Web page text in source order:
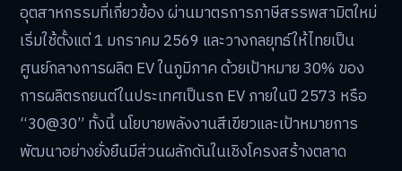
อุตสาหกรรมที่เกี่ยวข้อง ผ่านมาตรการภาษีสรรพสามิตใหม่
เริ่มใช้ตั้งแต่ 1 มกราคม 2569 และวางกลยุทธ์ให้ไทยเป็น
ศูนย์กลางการผลิต EV ในภูมิภาค ด้วยเป้าหมาย 30% ของ
การผลิตรถยนต์ในประเทศเป็นรถ EV ภายในปี 2573 หรือ
“30@30” ทั้งนี้ นโยบายพลังงานสีเขียวและเป้าหมายการ
พัฒนาอย่างยั่งยืนมีส่วนผลักดันในเชิงโครงสร้างตลาด